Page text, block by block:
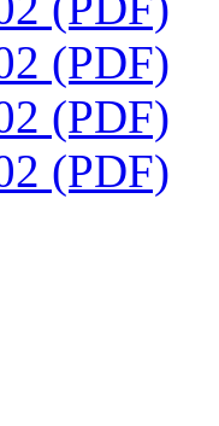
(PDF)
(PDF)
(PDF)